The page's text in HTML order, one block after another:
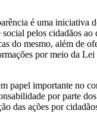
é uma iniciativa
pelos cidadãos ao
do mesmo, além de
por meio da Lei
papel importante no
por parte
das ações por